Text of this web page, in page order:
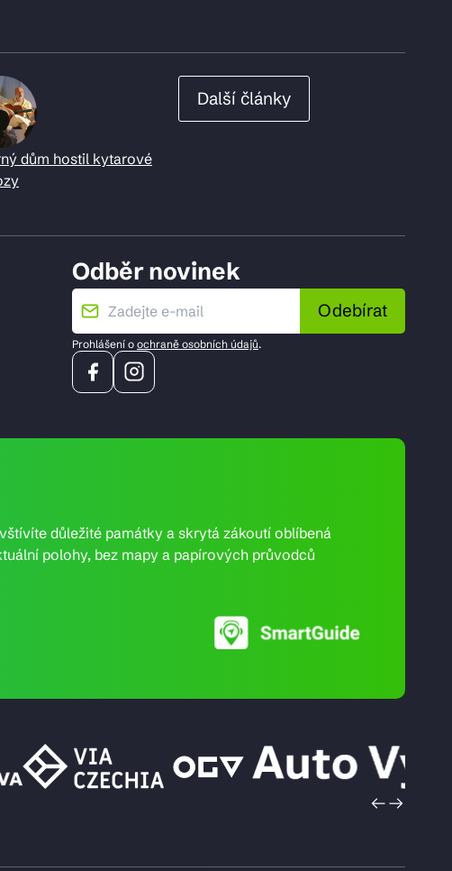
dům hostil kytarové
Další články
Odběr novinek
Odebírat
Prohlášení o ochraně osobních údajů.
důležité památky a skrytá zákoutí oblíbená
polohy, bez mapy a papírových průvodců